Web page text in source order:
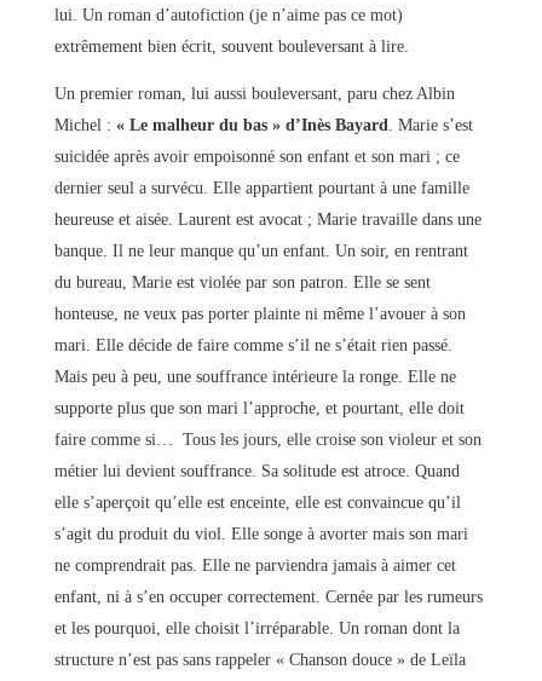
lui. Un roman d’autofiction (je n’aime pas ce mot)
extrêmement bien écrit, souvent bouleversant à lire.
Un premier roman, lui aussi bouleversant, paru chez Albin
Michel : « Le malheur du bas » d’Inès Bayard . Marie s’est
suicidée après avoir empoisonné son enfant et son mari ; ce
dernier seul a survécu. Elle appartient pourtant à une famille
heureuse et aisée. Laurent est avocat ; Marie travaille dans une
banque. Il ne leur manque qu’un enfant. Un soir, en rentrant
du bureau, Marie est violée par son patron. Elle se sent
honteuse, ne veux pas porter plainte ni même l’avouer à son
mari. Elle décide de faire comme s’il ne s’était rien passé.
Mais peu à peu, une souffrance intérieure la ronge. Elle ne
supporte plus que son mari l’approche, et pourtant, elle doit
faire comme si… Tous les jours, elle croise son violeur et son
métier lui devient souffrance. Sa solitude est atroce. Quand
elle s’aperçoit qu’elle est enceinte, elle est convaincue qu’il
s’agit du produit du viol. Elle songe à avorter mais son mari
ne comprendrait pas. Elle ne parviendra jamais à aimer cet
enfant, ni à s’en occuper correctement. Cernée par les rumeurs
et les pourquoi, elle choisit l’irréparable. Un roman dont la
structure n’est pas sans rappeler « Chanson douce » de Leïla